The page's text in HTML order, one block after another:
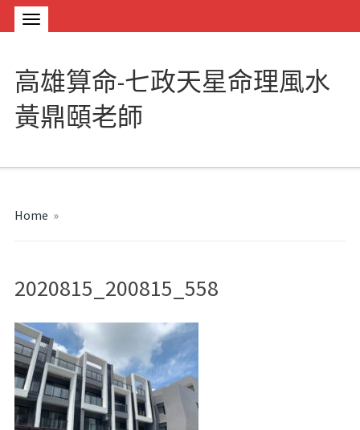
高雄算命-七政天星命理風水
黃鼎頤老師
Home »
2020815_200815_558